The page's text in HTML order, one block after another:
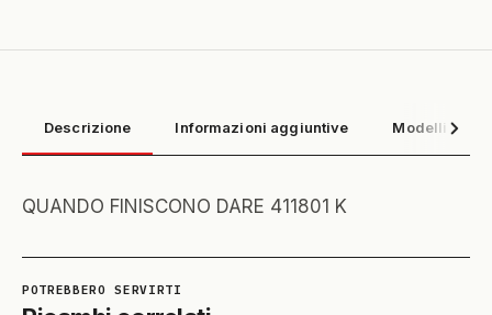
Descrizione Informazioni aggiuntive Modelli
QUANDO FINISCONO DARE 411801 K